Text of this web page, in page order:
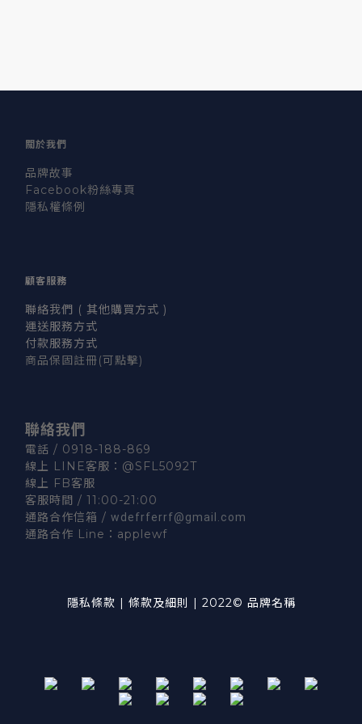
關於我們
品牌故事
Facebook粉絲專頁
隱私權條例
顧客服務
聯絡我們 ( 其他購買方式 )
運送服務方式
付款服務方式
商品保固註冊(可點擊)
聯絡我們
電話 / 0918-188-869
線上 LINE客服： @SFL5092T
線上 FB客服
客服時間 / 11:00-21:00
通路合作信箱 / wdefrferrf@gmail.com
通路合作 Line： applewf
隱私條款 | 條款及細則 | 2022© 品牌名稱